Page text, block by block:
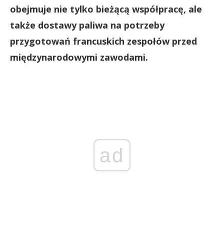
obejmuje nie tylko bieżącą współpracę, ale
także dostawy paliwa na potrzeby
przygotowań francuskich zespołów przed
międzynarodowymi zawodami.
ad